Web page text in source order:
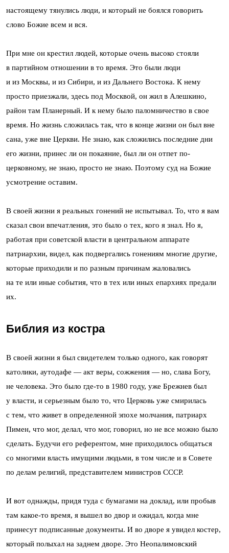
настоящему тянулись люди, и который не боялся говорить
слово Божие всем и вся.
При мне он крестил людей, которые очень высоко стояли
в партийном отношении в то время. Это были люди
и из Москвы, и из Сибири, и из Дальнего Востока. К нему
просто приезжали, здесь под Москвой, он жил в Алешкино,
район там Планерный. И к нему было паломничество в свое
время. Но жизнь сложилась так, что в конце жизни он был вне
сана, уже вне Церкви. Не знаю, как сложились последние дни
его жизни, принес ли он покаяние, был ли он отпет по-
церковному, не знаю, просто не знаю. Поэтому суд на Божие
усмотрение оставим.
В своей жизни я реальных гонений не испытывал. То, что я вам
сказал свои впечатления, это было о тех, кого я знал. Но я,
работая при советской власти в центральном аппарате
патриархии, видел, как подвергались гонениям многие другие,
которые приходили и по разным причинам жаловались
на те или иные события, что в тех или иных епархиях предали
их.
Библия из костра
В своей жизни я был свидетелем только одного, как говорят
католики, аутодафе — акт веры, сожжения — но, слава Богу,
не человека. Это было где-то в 1980 году, уже Брежнев был
у власти, и серьезным было то, что Церковь уже смирилась
с тем, что живет в определенной эпохе молчания, патриарх
Пимен, что мог, делал, что мог, говорил, но не все можно было
сделать. Будучи его референтом, мне приходилось общаться
со многими власть имущими людьми, в том числе и в Совете
по делам религий, представителем министров СССР.
И вот однажды, придя туда с бумагами на доклад, или пробыв
там какое-то время, я вышел во двор и ожидал, когда мне
принесут подписанные документы. И во дворе я увидел костер,
который полыхал на заднем дворе. Это Неопалимовский